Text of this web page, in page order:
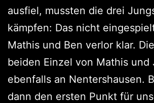
ausfiel, mussten die drei
kämpfen: Das nicht
Mathis und Ben verlor klar.
beiden Einzel von Mathis und
ebenfalls an Nentershausen.
dann den ersten Punkt für